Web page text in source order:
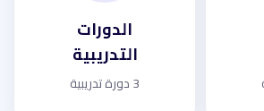
الدورات
التدريبية
3 دورة تدريبية